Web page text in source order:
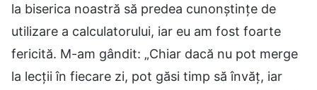
la biserica noastră să predea cunonștințe de
utilizare a calculatorului, iar eu am fost foarte
fericită. M-am gândit: „Chiar dacă nu pot merge
la lecții în fiecare zi, pot găsi timp să învăț, iar